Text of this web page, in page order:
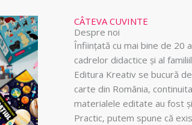
CÂTEVA CUVINTE
Despre noi
Înființată cu mai bine de 20
cadrelor didactice și al
Editura Kreativ se bucură
carte din România,
materialele editate au fost
Practic, putem spune că